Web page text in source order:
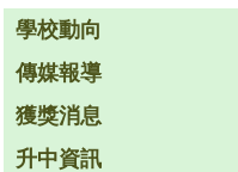
學校動向
傳媒報導
獲獎消息
升中資訊